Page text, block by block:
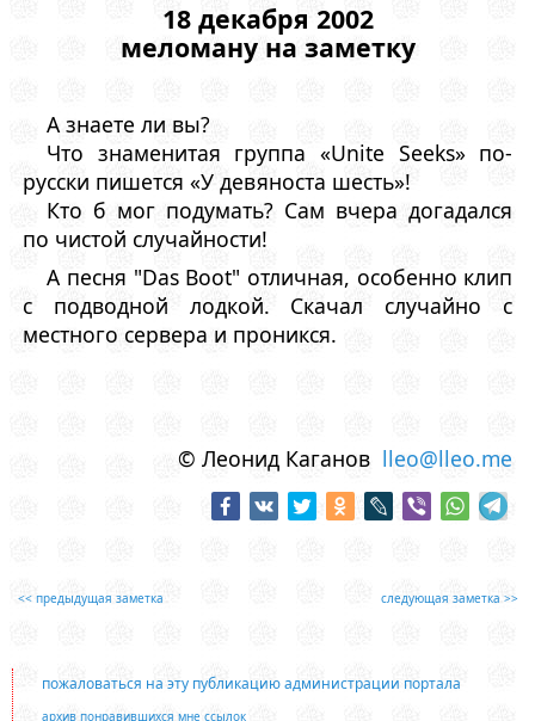
18 декабря 2002
меломану на заметку
А знаете ли вы?
Что знаменитая группа «Unite Seeks» по-
русски пишется «У девяноста шесть»!
Кто б мог подумать? Сам вчера догадался
по чистой случайности!
А песня "Das Boot" отличная, особенно клип
с подводной лодкой. Скачал случайно с
местного сервера и проникся.
© Леонид Каганов lleo@lleo.me
<< предыдущая заметка следующая заметка >>
пожаловаться на эту публикацию администрации портала
архив понравившихся мне ссылок